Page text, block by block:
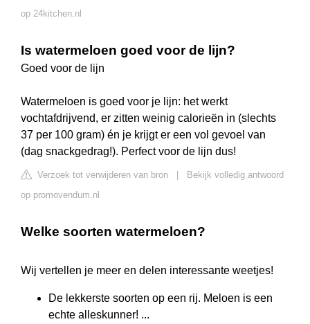
op 24kitchen.nl
Is watermeloen goed voor de lijn?
Goed voor de lijn
Watermeloen is goed voor je lijn: het werkt
vochtafdrijvend, er zitten weinig calorieën in (slechts
37 per 100 gram) én je krijgt er een vol gevoel van
(dag snackgedrag!). Perfect voor de lijn dus!
Verzoek tot verwijderen van bron
Bekijk volledig antwoord
op promovendum.nl
Welke soorten watermeloen?
Wij vertellen je meer en delen interessante weetjes!
De lekkerste soorten op een rij. Meloen is een
echte alleskunner! ...